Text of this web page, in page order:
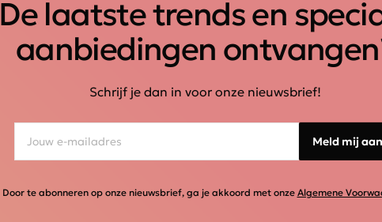
De laatste trends en
aanbiedingen
Schrijf je dan in voor onze nieuwsbrief!
Meld mij aan
Door te abonneren op onze nieuwsbrief, ga je akkoord met onze Algemene